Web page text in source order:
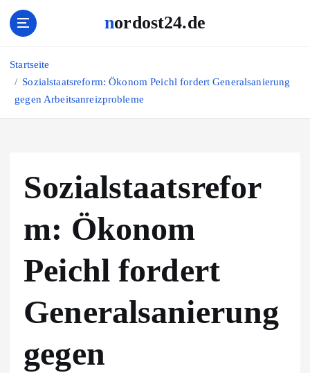
l
nordost24.de
Startseite
Sozialstaatsreform: Ökonom Peichl fordert Generalsanierung
gegen Arbeitsanreizprobleme
Sozialstaatsrefor
m: Ökonom
Peichl fordert
Generalsanierung
gegen